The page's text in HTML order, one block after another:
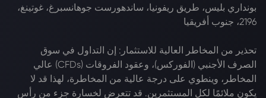
بونداري بليس، طريق ريفونيا، ساندهورست جوهانسبرغ، غوتينغ،
2196، جنوب أفريقيا
تحذير من المخاطر العالية للاستثمار: إن التداول في سوق
الصرف الأجنبي (الفوركس)، وعقود الفروقات (CFDs) عالي
المخاطر، وينطوي على درجة عالية من المخاطرة، لهذا قد لا
يكون ملائمًا لكل المستثمرين. قد تتعرض لخسارة جزء من رأس